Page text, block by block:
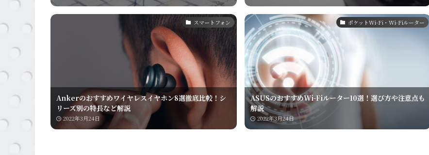
スマートフォン
Ankerのおすすめワイヤレスイヤホン8選徹底比較！シ
リーズ別の特長など解説
2022年3月24日
ポケットWi-Fi・Wi-Fiルーター
ASUSのおすすめWi-Fiルーター10選！選び方や注意点も
解説
2022年3月24日